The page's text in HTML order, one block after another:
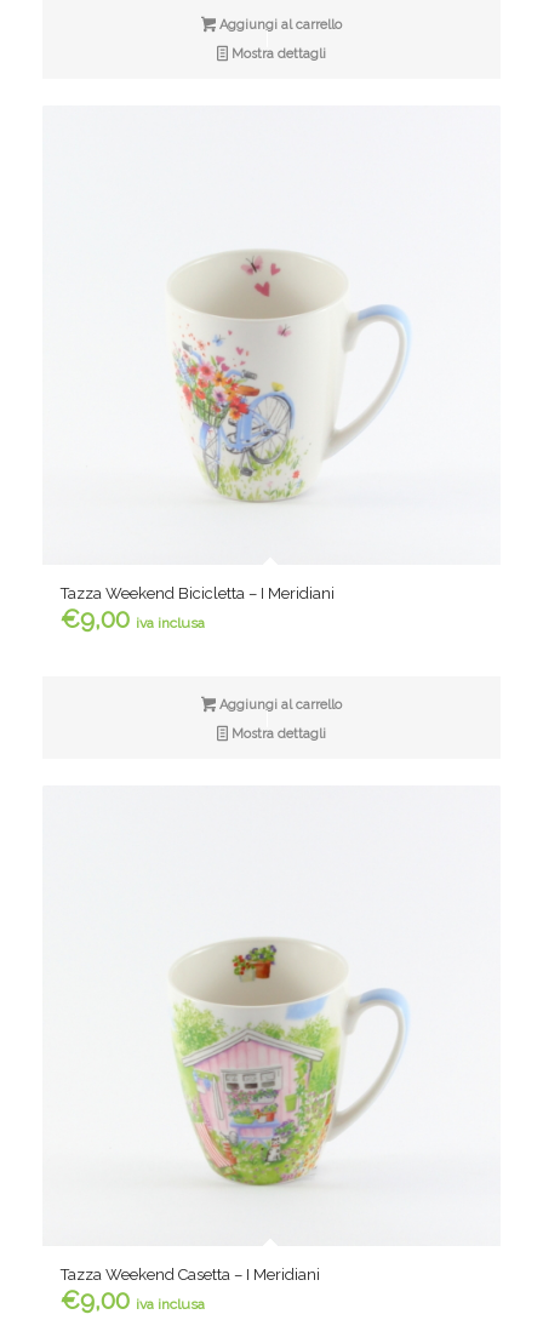
Aggiungi al carrello
Mostra dettagli
Tazza Weekend Bicicletta – I Meridiani
€9,00 iva inclusa
Aggiungi al carrello
Mostra dettagli
Tazza Weekend Casetta – I Meridiani
€9,00 iva inclusa